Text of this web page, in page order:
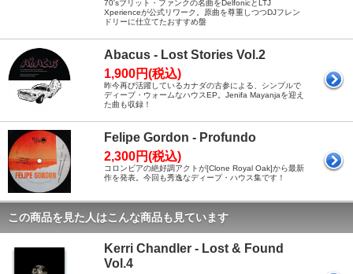
70'sブリット・ファンクの名曲をDelfonicとLTJ
Xperienceが公式リワーク。原曲を尊重しつつDJフレン
ドリーに仕立てたおすすめ盤
Abacus - Lost Stories Vol.2
1,900円(税込)
昨今再び活躍しているカナダの古参による、シンプルで
ディープ・ウォームなハウスEP。Jenifa Mayanjaを迎え
た曲も収録！
Felipe Gordon - Profundo
2,300円(税込)
コロンビアの絶好調アクトが[Clone Royal Oak]から最新
作を発表。今回も秀逸なディープ・ハウス集です！
この商品を見た人はこんな商品も見ています
Kerri Chandler - Lost & Found
Vol.4